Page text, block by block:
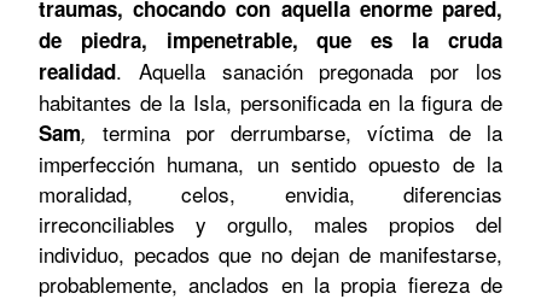
traumas, chocando con aquella enorme pared,
de piedra, impenetrable, que es la cruda
realidad. Aquella sanación pregonada por los
habitantes de la Isla, personificada en la figura de
Sam, termina por derrumbarse, víctima de la
imperfección humana, un sentido opuesto de la
moralidad, celos, envidia, diferencias
irreconciliables y orgullo, males propios del
individuo, pecados que no dejan de manifestarse,
probablemente, anclados en la propia fiereza de